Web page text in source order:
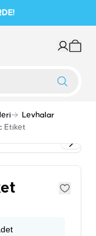
Levhalar
Etiket